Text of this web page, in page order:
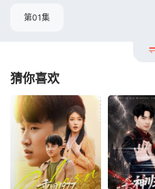
第01集
猜你喜欢